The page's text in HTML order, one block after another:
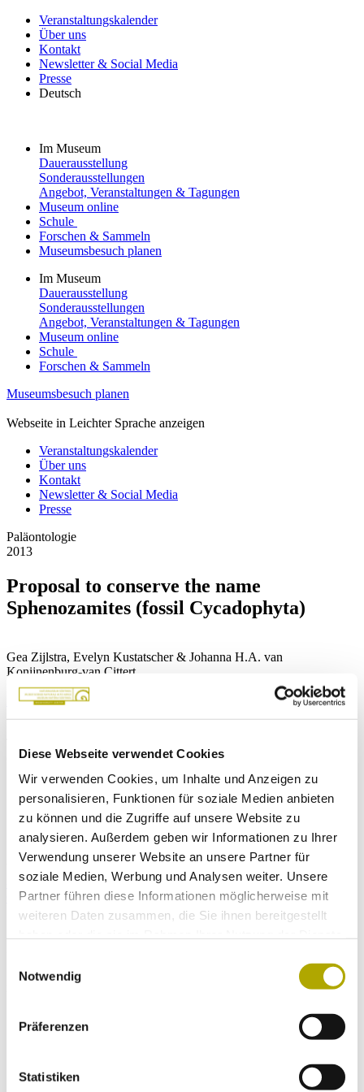
Diese Webseite verwendet Cookies
Wir verwenden Cookies, um Inhalte und Anzeigen zu
personalisieren, Funktionen für soziale Medien anbieten
zu können und die Zugriffe auf unsere Website zu
analysieren. Außerdem geben wir Informationen zu Ihrer
Verwendung unserer Website an unsere Partner für
soziale Medien, Werbung und Analysen weiter. Unsere
Partner führen diese Informationen möglicherweise mit
weiteren Daten zusammen, die Sie ihnen bereitgestellt
Notwendig
Präferenzen
Statistiken
Veranstaltungskalender
Über uns
Kontakt
Newsletter & Social Media
Presse
Deutsch
Im Museum
Dauerausstellung
Sonderausstellungen
Angebot, Veranstaltungen & Tagungen
Museum online
Schule
Forschen & Sammeln
Museumsbesuch planen
Im Museum
Dauerausstellung
Sonderausstellungen
Angebot, Veranstaltungen & Tagungen
Museum online
Schule
Forschen & Sammeln
Museumsbesuch planen
Webseite in Leichter Sprache anzeigen
Veranstaltungskalender
Über uns
Kontakt
Newsletter & Social Media
Presse
Paläontologie
2013
Proposal to conserve the name
Sphenozamites (fossil Cycadophyta)
Gea Zijlstra, Evelyn Kustatscher & Johanna H.A. van
Konijnenburg-van Cittert
Zurück zur Übersicht
(fossilCycadophyta ).
- Proposal to conserve the name Sphenozamites (fossil
Cycadophyta)
Immer auf dem neuesten Stand
Einmal im Monat versenden wir einen Newsletter mit den aktuellen
anmelden möchtest: